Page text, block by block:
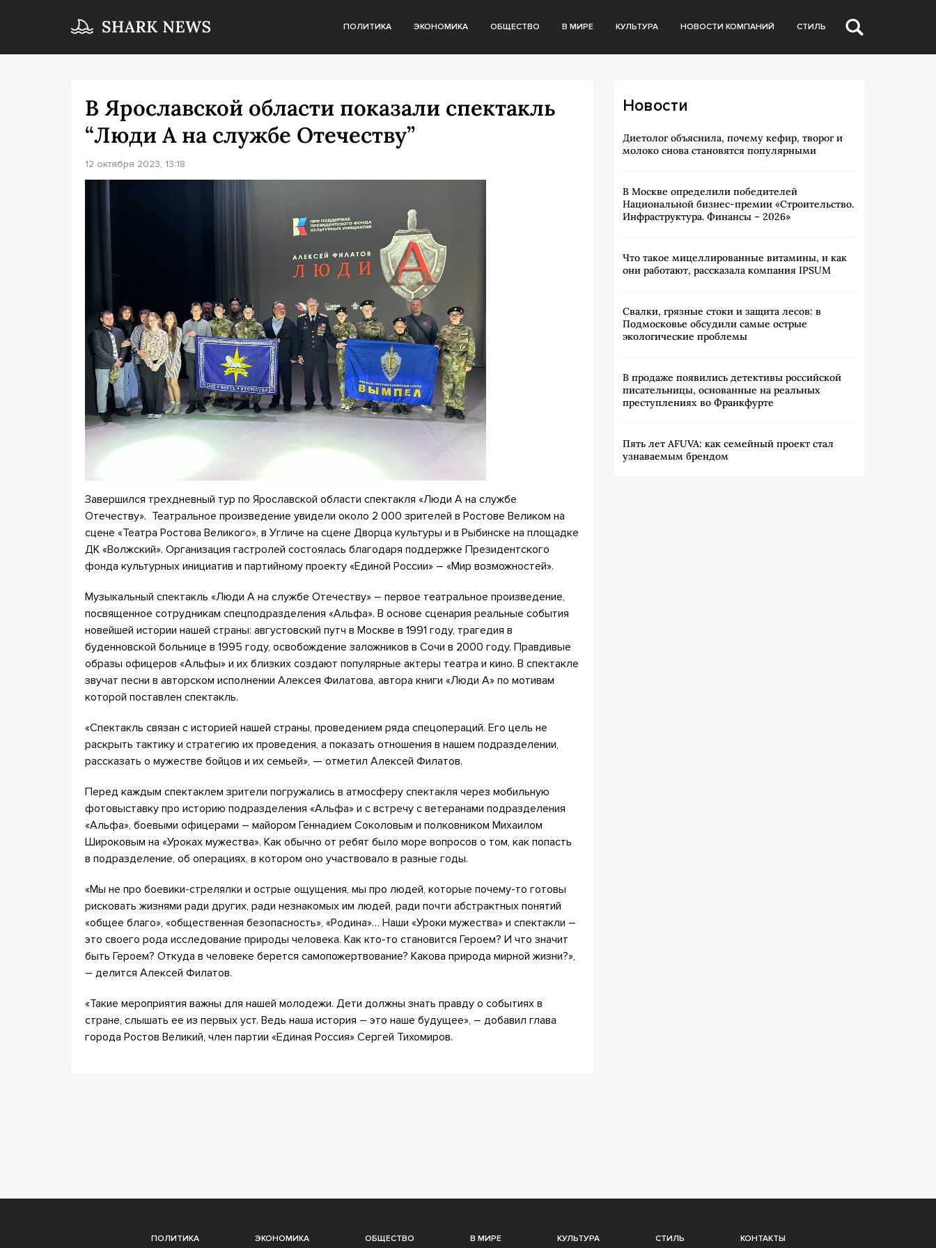
ПОЛИТИКА ЭКОНОМИКА ОБЩЕСТВО В МИРЕ КУЛЬТУРА НОВОСТИ КОМПАНИЙ СТИЛЬ
В Ярославской области показали спектакль
“Люди А на службе Отечеству”
12 октября 2023, 13:18
Завершился трехдневный тур по Ярославской области спектакля «Люди А на службе
Отечеству». Театральное произведение увидели около 2 000 зрителей в Ростове Великом на
сцене «Театра Ростова Великого», в Угличе на сцене Дворца культуры и в Рыбинске на площадке
ДК «Волжский». Организация гастролей состоялась благодаря поддержке Президентского
фонда культурных инициатив и партийному проекту «Единой России» – «Мир возможностей».
Музыкальный спектакль «Люди А на службе Отечеству» – первое театральное произведение,
посвященное сотрудникам спецподразделения «Альфа». В основе сценария реальные события
новейшей истории нашей страны: августовский путч в Москве в 1991 году, трагедия в
буденновской больнице в 1995 году, освобождение заложников в Сочи в 2000 году. Правдивые
образы офицеров «Альфы» и их близких создают популярные актеры театра и кино. В спектакле
звучат песни в авторском исполнении Алексея Филатова, автора книги «Люди А» по мотивам
которой поставлен спектакль.
«Спектакль связан с историей нашей страны, проведением ряда спецопераций. Его цель не
раскрыть тактику и стратегию их проведения, а показать отношения в нашем подразделении,
рассказать о мужестве бойцов и их семьей», — отметил Алексей Филатов.
Перед каждым спектаклем зрители погружались в атмосферу спектакля через мобильную
фотовыставку про историю подразделения «Альфа» и с встречу с ветеранами подразделения
«Альфа», боевыми офицерами – майором Геннадием Соколовым и полковником Михаилом
Широковым на «Уроках мужества». Как обычно от ребят было море вопросов о том, как попасть
в подразделение, об операциях, в котором оно участвовало в разные годы.
«Мы не про боевики-стрелялки и острые ощущения, мы про людей, которые почему-то готовы
рисковать жизнями ради других, ради незнакомых им людей, ради почти абстрактных понятий
«общее благо», «общественная безопасность», «Родина»… Наши «Уроки мужества» и спектакли –
это своего рода исследование природы человека. Как кто-то становится Героем? И что значит
быть Героем? Откуда в человеке берется самопожертвование? Какова природа мирной жизни?»,
– делится Алексей Филатов.
«Такие мероприятия важны для нашей молодежи. Дети должны знать правду о событиях в
стране, слышать ее из первых уст. Ведь наша история – это наше будущее», – добавил глава
города Ростов Великий, член партии «Единая Россия» Сергей Тихомиров.
Новости
Диетолог объяснила, почему кефир, творог и
молоко снова становятся популярными
В Москве определили победителей
Национальной бизнес-премии «Строительство.
Инфраструктура. Финансы – 2026»
Что такое мицеллированные витамины, и как
они работают, рассказала компания IPSUM
Свалки, грязные стоки и защита лесов: в
Подмосковье обсудили самые острые
экологические проблемы
В продаже появились детективы российской
писательницы, основанные на реальных
преступлениях во Франкфурте
Пять лет AFUVA: как семейный проект стал
узнаваемым брендом
ПОЛИТИКА ЭКОНОМИКА ОБЩЕСТВО В МИРЕ КУЛЬТУРА СТИЛЬ КОНТАКТЫ